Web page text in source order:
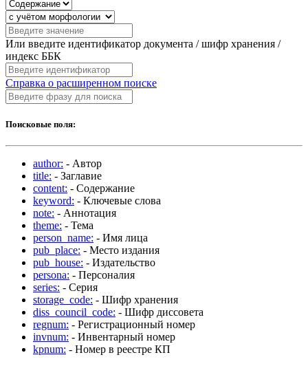
Или введите идентификатор документа / шифр хранения /
индекс ББК
Справка о расширенном поиске
Поисковые поля:
author: - Автор
title: - Заглавие
content: - Содержание
keyword: - Ключевые слова
note: - Аннотация
theme: - Тема
person_name: - Имя лица
pub_place: - Место издания
pub_house: - Издательство
persona: - Персоналия
series: - Серия
storage_code: - Шифр хранения
diss_council_code: - Шифр диссовета
regnum: - Регистрационный номер
invnum: - Инвентарный номер
kpnum: - Номер в реестре КП